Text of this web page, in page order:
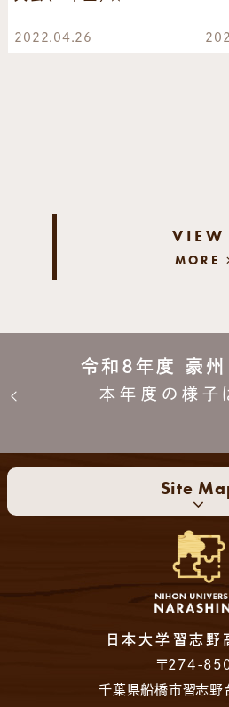
2022.04.26
VIEW
MORE
令和8年度 豪州
本年度の様子
Site
日本大学習志野
〒274-
千葉県船橋市習志